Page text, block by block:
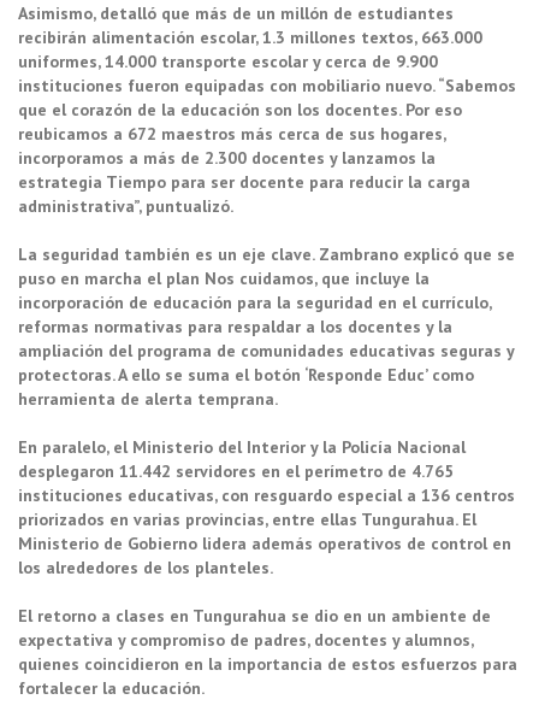
Asimismo, detalló que más de un millón de estudiantes
recibirán alimentación escolar, 1.3 millones textos, 663.000
uniformes, 14.000 transporte escolar y cerca de 9.900
instituciones fueron equipadas con mobiliario nuevo. “Sabemos
que el corazón de la educación son los docentes. Por eso
reubicamos a 672 maestros más cerca de sus hogares,
incorporamos a más de 2.300 docentes y lanzamos la
estrategia Tiempo para ser docente para reducir la carga
administrativa”, puntualizó.
La seguridad también es un eje clave. Zambrano explicó que se
puso en marcha el plan Nos cuidamos, que incluye la
incorporación de educación para la seguridad en el currículo,
reformas normativas para respaldar a los docentes y la
ampliación del programa de comunidades educativas seguras y
protectoras. A ello se suma el botón ‘Responde Educ’ como
herramienta de alerta temprana.
En paralelo, el Ministerio del Interior y la Policía Nacional
desplegaron 11.442 servidores en el perímetro de 4.765
instituciones educativas, con resguardo especial a 136 centros
priorizados en varias provincias, entre ellas Tungurahua. El
Ministerio de Gobierno lidera además operativos de control en
los alrededores de los planteles.
El retorno a clases en Tungurahua se dio en un ambiente de
expectativa y compromiso de padres, docentes y alumnos,
quienes coincidieron en la importancia de estos esfuerzos para
fortalecer la educación.